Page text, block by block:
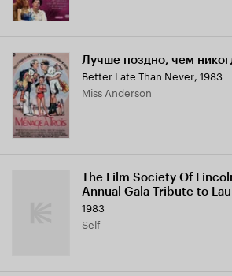
Лучше поздно, чем
Better Late Than Never, 1983
Miss Anderson
The Film Society Of
Annual Gala Tribute to
1983
Self